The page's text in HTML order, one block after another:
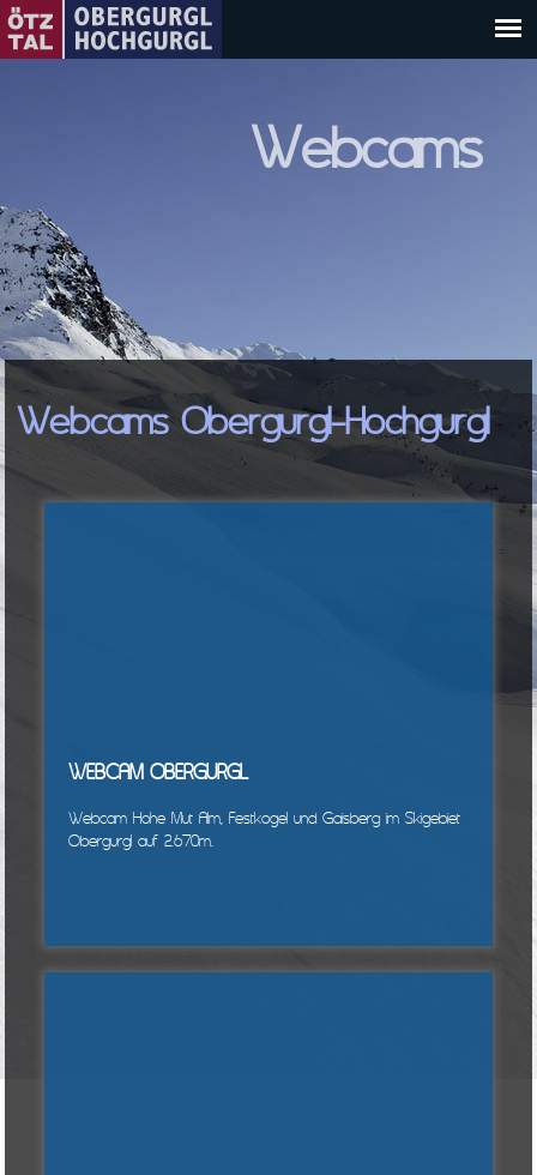
Webcams
Webcams Obergurgl-Hochgurgl
WEBCAM OBERGURGL
Webcam Hohe Mut Alm, Festkogel und Gaisberg im Skigebiet
Obergurgl auf 2.670m.